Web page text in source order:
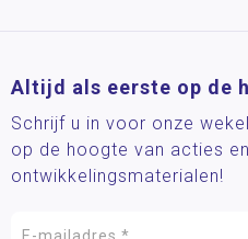
Altijd als eerste op de
Schrijf u in voor onze
op de hoogte van acties
ontwikkelingsmaterialen!